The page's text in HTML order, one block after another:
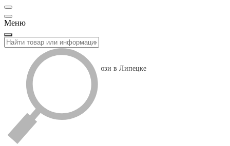
двери, фурнитура, окна, жалюзи в Липецке
+7 (920) 502-40-40
+7 (920) 502-40-40
ул. Фрунзе, 34, Липецк
mail@100ryadov.ru
Меню